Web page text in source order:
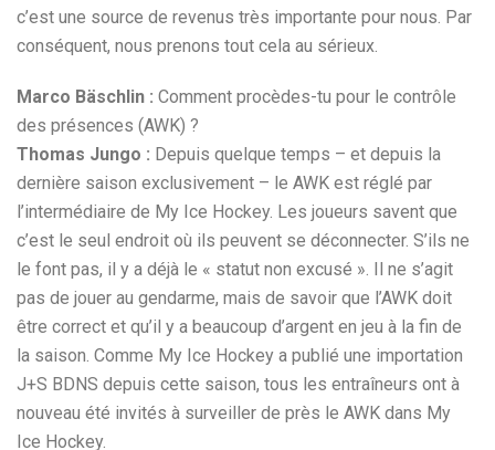
c’est une source de revenus très importante pour nous. Par
conséquent, nous prenons tout cela au sérieux.
Marco Bäschlin : Comment procèdes-tu pour le contrôle
des présences (AWK) ?
Thomas Jungo : Depuis quelque temps – et depuis la
dernière saison exclusivement – le AWK est réglé par
l’intermédiaire de My Ice Hockey. Les joueurs savent que
c’est le seul endroit où ils peuvent se déconnecter. S’ils ne
le font pas, il y a déjà le « statut non excusé ». Il ne s’agit
pas de jouer au gendarme, mais de savoir que l’AWK doit
être correct et qu’il y a beaucoup d’argent en jeu à la fin de
la saison. Comme My Ice Hockey a publié une importation
J+S BDNS depuis cette saison, tous les entraîneurs ont à
nouveau été invités à surveiller de près le AWK dans My
Ice Hockey.